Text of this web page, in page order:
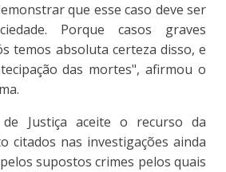
que esse caso deve ser
Porque casos graves
temos absoluta certeza disso, e
das mortes", afirmou o
Justiça aceite o recurso da
citados nas investigações ainda
supostos crimes pelos quais